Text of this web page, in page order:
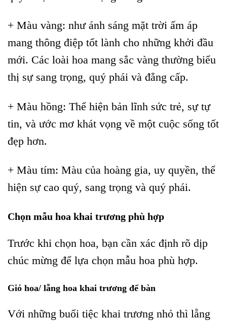
+ Màu vàng: như ánh sáng mặt trời ấm áp
mang thông điệp tốt lành cho những khởi đầu
mới. Các loài hoa mang sắc vàng thường biểu
thị sự sang trọng, quý phái và đẳng cấp.
+ Màu hồng: Thể hiện bản lĩnh sức trẻ, sự tự
tin, và ước mơ khát vọng về một cuộc sống tốt
đẹp hơn.
+ Màu tím: Màu của hoàng gia, uy quyền, thể
hiện sự cao quý, sang trọng và quý phái.
Chọn mẫu hoa khai trương phù hợp
Trước khi chọn hoa, bạn cần xác định rõ dịp
chúc mừng để lựa chọn mẫu hoa phù hợp.
Giỏ hoa/ lẵng hoa khai trương để bàn
Với những buổi tiệc khai trương nhỏ thì lẵng